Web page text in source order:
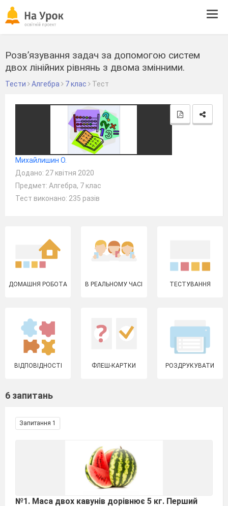
Розв’язування задач за допомогою систем
двох лінійних рівнянь з двома змінними.
Тести Алгебра 7 клас Тест
Михайлишин О.
Додано: 27 квітня 2020
Предмет: Алгебра, 7 клас
Тест виконано: 235 разів
ДОМАШНЯ РОБОТА В РЕАЛЬНОМУ ЧАСІ ТЕСТУВАННЯ
ВІДПОВІДНОСТІ ФЛЕШ-КАРТКИ РОЗДРУКУВАТИ
6 запитань
Запитання 1
№1. Маса двох кавунів дорівнює 5 кг. Перший